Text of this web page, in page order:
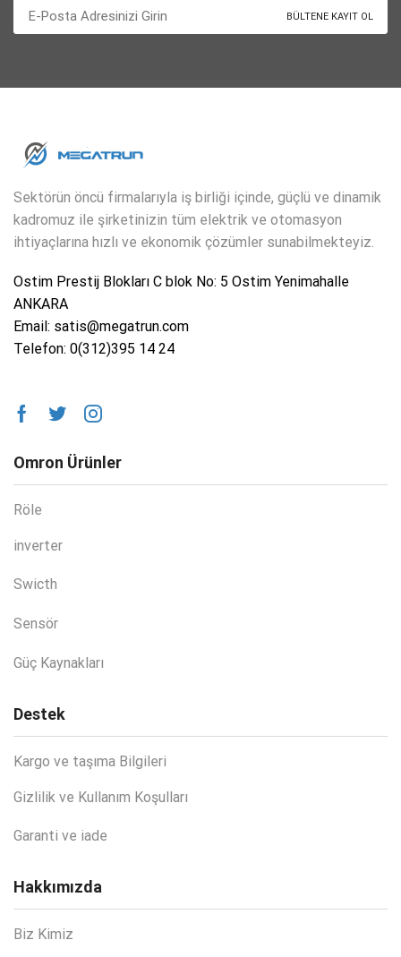
Sektörün öncü firmalarıyla iş birliği içinde, güçlü ve dinamik
kadromuz ile şirketinizin tüm elektrik ve otomasyon
ihtiyaçlarına hızlı ve ekonomik çözümler sunabilmekteyiz.
Ostim Prestij Blokları C blok No: 5 Ostim Yenimahalle
ANKARA
Email: satis@megatrun.com
Telefon: 0(312)395 14 24
Omron Ürünler
Röle
inverter
Swicth
Sensör
Güç Kaynakları
Destek
Kargo ve taşıma Bilgileri
Gizlilik ve Kullanım Koşulları
Garanti ve iade
Hakkımızda
Biz Kimiz